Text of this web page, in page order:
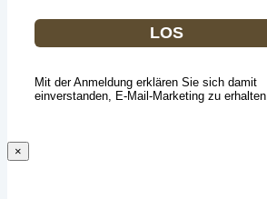
LOS
Mit der Anmeldung erklären Sie sich damit
einverstanden, E-Mail-Marketing zu erhalten.
×